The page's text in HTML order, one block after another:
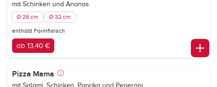
mit Schinken und Ananas
Ø 26 cm Ø 32 cm
enthällt Formfleisch
ab 13,40 €
Pizza Mama
mit Salami, Schinken, Paprika und Peperoni